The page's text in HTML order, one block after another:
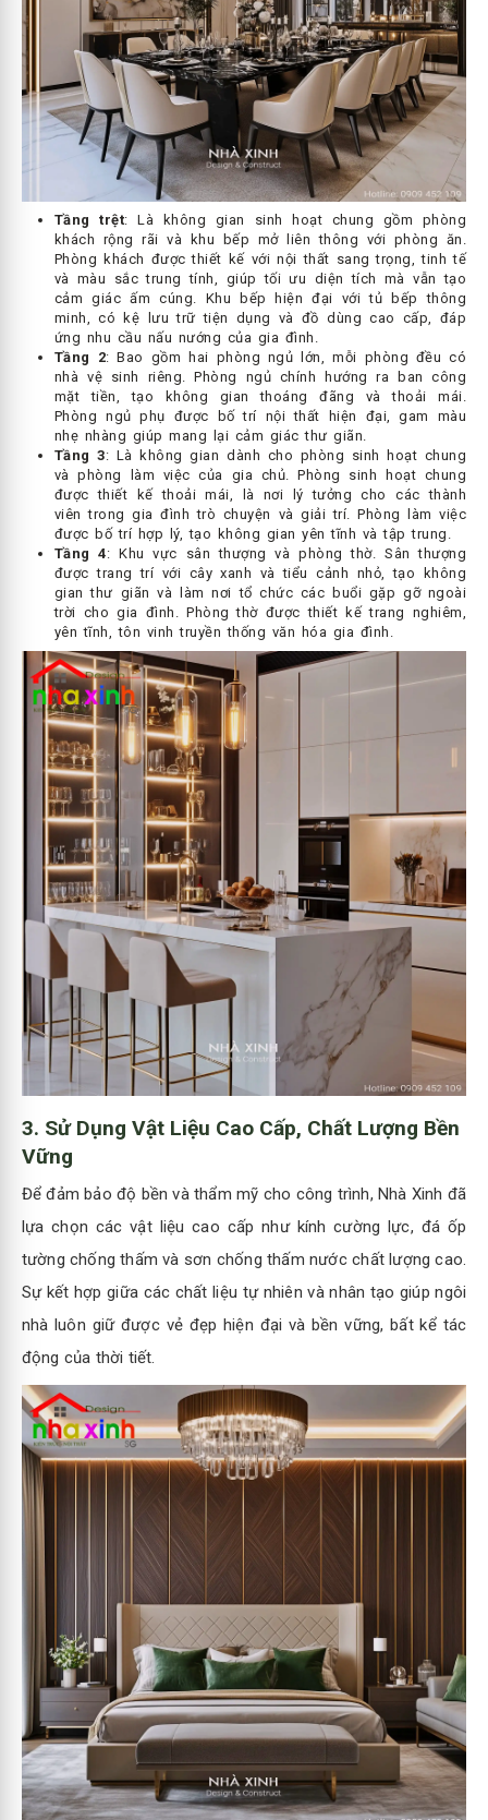
Tầng trệt: Là không gian sinh hoạt chung gồm phòng
khách rộng rãi và khu bếp mở liên thông với phòng ăn.
Phòng khách được thiết kế với nội thất sang trọng, tinh tế
và màu sắc trung tính, giúp tối ưu diện tích mà vẫn tạo
cảm giác ấm cúng. Khu bếp hiện đại với tủ bếp thông
minh, có kệ lưu trữ tiện dụng và đồ dùng cao cấp, đáp
ứng nhu cầu nấu nướng của gia đình.
Tầng 2: Bao gồm hai phòng ngủ lớn, mỗi phòng đều có
nhà vệ sinh riêng. Phòng ngủ chính hướng ra ban công
mặt tiền, tạo không gian thoáng đãng và thoải mái.
Phòng ngủ phụ được bố trí nội thất hiện đại, gam màu
nhẹ nhàng giúp mang lại cảm giác thư giãn.
Tầng 3: Là không gian dành cho phòng sinh hoạt chung
và phòng làm việc của gia chủ. Phòng sinh hoạt chung
được thiết kế thoải mái, là nơi lý tưởng cho các thành
viên trong gia đình trò chuyện và giải trí. Phòng làm việc
được bố trí hợp lý, tạo không gian yên tĩnh và tập trung.
Tầng 4: Khu vực sân thượng và phòng thờ. Sân thượng
được trang trí với cây xanh và tiểu cảnh nhỏ, tạo không
gian thư giãn và làm nơi tổ chức các buổi gặp gỡ ngoài
trời cho gia đình. Phòng thờ được thiết kế trang nghiêm,
yên tĩnh, tôn vinh truyền thống văn hóa gia đình.
3. Sử Dụng Vật Liệu Cao Cấp, Chất Lượng Bền
Vững
Để đảm bảo độ bền và thẩm mỹ cho công trình, Nhà Xinh đã
lựa chọn các vật liệu cao cấp như kính cường lực, đá ốp
tường chống thấm và sơn chống thấm nước chất lượng cao.
Sự kết hợp giữa các chất liệu tự nhiên và nhân tạo giúp ngôi
nhà luôn giữ được vẻ đẹp hiện đại và bền vững, bất kể tác
động của thời tiết.